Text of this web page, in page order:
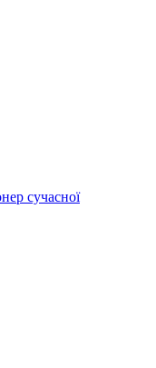
сучасної